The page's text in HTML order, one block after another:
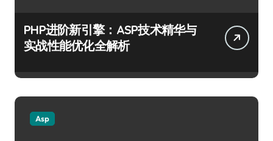
PHP进阶新引擎：ASP技术精华与
实战性能优化全解析
Asp